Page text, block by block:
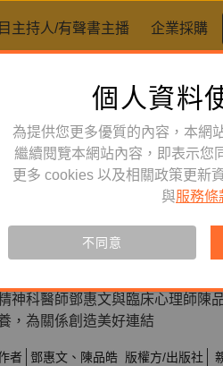
主持人/有聲書主播 企業採購
單購 有聲書 心理勵志
【關係相談所】
課
此產品僅限單獨購買
神科醫師鄧惠文與臨床心理師陳
，為關係創造美好連結
者 鄧惠文 陳品皓 版權方/出版社
個人資料
為提供您更多優質的內容，本網
繼續閱覽本網站內容，即表示您
更多 cookies 以及相關政策更新
與服務條
不同意